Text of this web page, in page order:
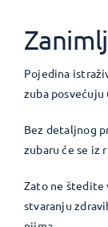
Pojedina
zuba posvećuju
Bez detaljnog
zubaru će se
Zato ne štedite
stvaranju